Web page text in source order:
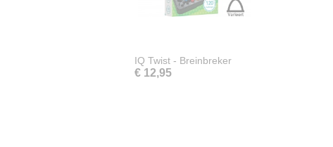
IQ Twist - Breinbreker
€ 12,95